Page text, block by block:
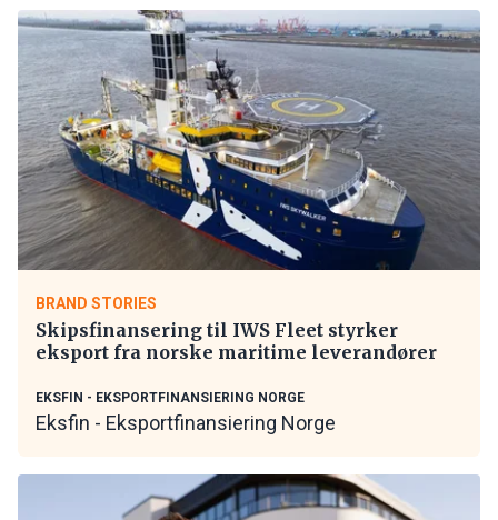
BRAND STORIES
Skipsfinansering til IWS Fleet styrker
eksport fra norske maritime leverandører
EKSFIN - EKSPORTFINANSIERING NORGE
Eksfin - Eksportfinansiering Norge